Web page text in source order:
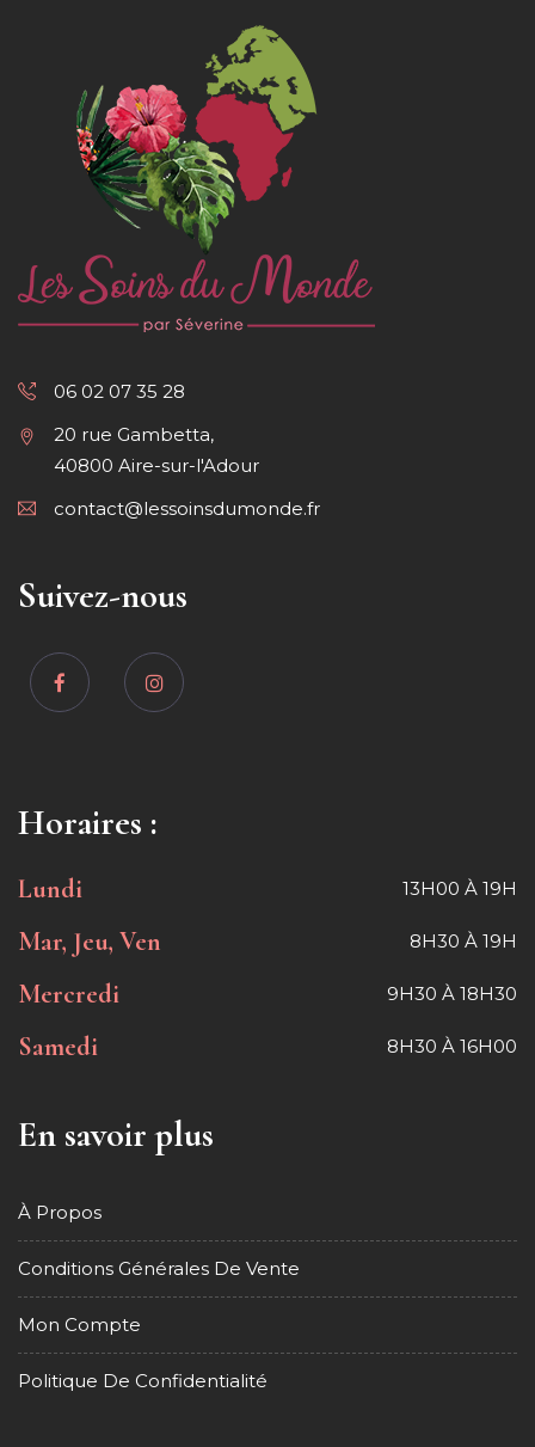
06 02 07 35 28
20 rue Gambetta,
40800 Aire-sur-l'Adour
contact@lessoinsdumonde.fr
Suivez-nous
Horaires :
Lundi 13H00 À 19H
Mar, Jeu, Ven 8H30 À 19H
Mercredi 9H30 À 18H30
Samedi 8H30 À 16H00
En savoir plus
À Propos
Conditions Générales De Vente
Mon Compte
Politique De Confidentialité